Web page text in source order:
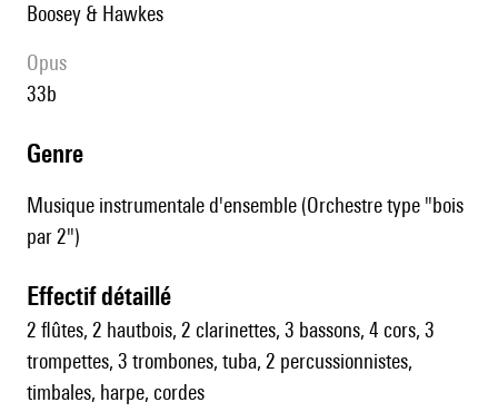
Boosey & Hawkes
Opus
33b
genre
Musique instrumentale d'ensemble (Orchestre type "bois
par 2")
effectif détaillé
2 flûtes, 2 hautbois, 2 clarinettes, 3 bassons, 4 cors, 3
trompettes, 3 trombones, tuba, 2 percussionnistes,
timbales, harpe, cordes